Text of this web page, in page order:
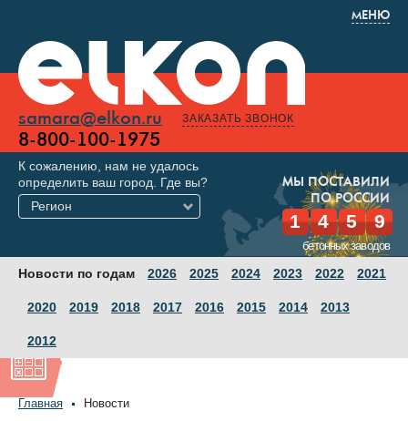
МЕНЮ
samara@elkon.ru
8-800-100-1975
ЗАКАЗАТЬ ЗВОНОК
МЫ ПОСТАВИЛИ
ПО РОССИИ
1 4 5 9
бетонных заводов
К сожалению, нам не удалось
определить ваш город. Где вы?
Регион
Новости по годам 2026 2025 2024 2023 2022 2021
2020 2019 2018 2017 2016 2015 2014 2013
2012
Главная Новости